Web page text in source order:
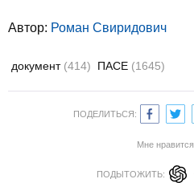
Автор: Роман Свиридович
документ (414) ПАСЕ (1645)
ПОДЕЛИТЬСЯ:
Мне нравится
ПОДЫТОЖИТЬ: